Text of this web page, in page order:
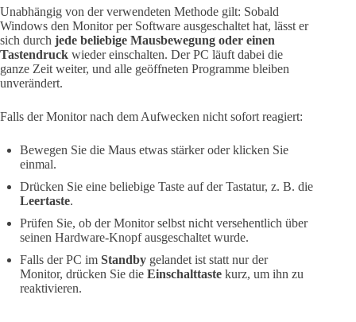
Unabhängig von der verwendeten Methode gilt: Sobald
Windows den Monitor per Software ausgeschaltet hat, lässt er
sich durch jede beliebige Mausbewegung oder einen
Tastendruck wieder einschalten. Der PC läuft dabei die
ganze Zeit weiter, und alle geöffneten Programme bleiben
unverändert.
Falls der Monitor nach dem Aufwecken nicht sofort reagiert:
Bewegen Sie die Maus etwas stärker oder klicken Sie
einmal.
Drücken Sie eine beliebige Taste auf der Tastatur, z. B. die
Leertaste.
Prüfen Sie, ob der Monitor selbst nicht versehentlich über
seinen Hardware-Knopf ausgeschaltet wurde.
Falls der PC im Standby gelandet ist statt nur der
Monitor, drücken Sie die Einschalttaste kurz, um ihn zu
reaktivieren.